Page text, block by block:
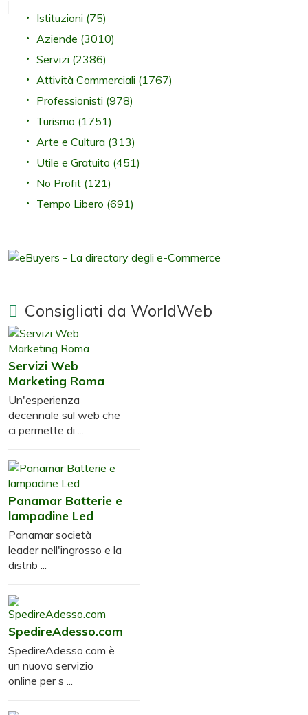
Istituzioni (75)
Aziende (3010)
Servizi (2386)
Attività Commerciali (1767)
Professionisti (978)
Turismo (1751)
Arte e Cultura (313)
Utile e Gratuito (451)
No Profit (121)
Tempo Libero (691)
Consigliati da WorldWeb
Servizi Web
Marketing Roma
Un'esperienza
decennale sul web che
ci permette di ...
Panamar Batterie e
lampadine Led
Panamar società
leader nell'ingrosso e la
distrib ...
SpedireAdesso.com
SpedireAdesso.com è
un nuovo servizio
online per s ...